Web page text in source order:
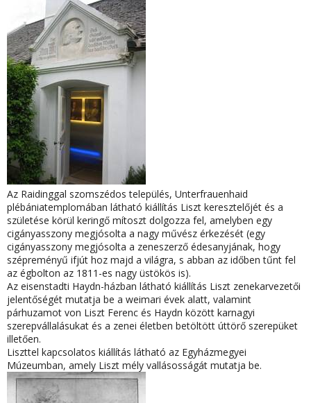
Az Raidinggal szomszédos település, Unterfrauenhaid
plébániatemplomában látható kiállítás Liszt keresztelőjét és a
születése körül keringő mítoszt dolgozza fel, amelyben egy
cigányasszony megjósolta a nagy művész érkezését (egy
cigányasszony megjósolta a zeneszerző édesanyjának, hogy
szépreményű ifjút hoz majd a világra, s abban az időben tűnt fel
az égbolton az 1811-es nagy üstökös is).
Az eisenstadti Haydn-házban látható kiállítás Liszt zenekarvezetői
jelentőségét mutatja be a weimari évek alatt, valamint
párhuzamot von Liszt Ferenc és Haydn között karnagyi
szerepvállalásukat és a zenei életben betöltött úttörő szerepüket
illetően.
Liszttel kapcsolatos kiállítás látható az Egyházmegyei
Múzeumban, amely Liszt mély vallásosságát mutatja be.